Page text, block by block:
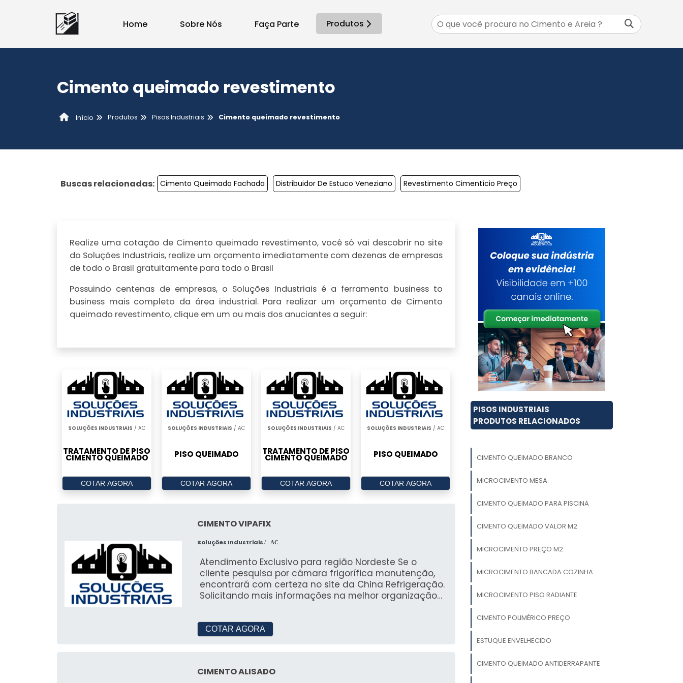
Home Sobre Nós Faça Parte Produtos
Cimento queimado revestimento
Início Produtos Pisos Industriais Cimento queimado revestimento
Buscas relacionadas: Cimento Queimado Fachada Distribuidor De Estuco Veneziano Revestimento Cimentício Preço
Realize uma cotação de Cimento queimado revestimento, você só vai descobrir no site
do Soluções Industriais, realize um orçamento imediatamente com dezenas de empresas
de todo o Brasil gratuitamente para todo o Brasil
Possuindo centenas de empresas, o Soluções Industriais é a ferramenta business to
business mais completo da área industrial. Para realizar um orçamento de Cimento
queimado revestimento, clique em um ou mais dos anuciantes a seguir:
SOLUÇÕES INDUSTRIAIS / AC
TRATAMENTO DE PISO
CIMENTO QUEIMADO
COTAR AGORA
SOLUÇÕES INDUSTRIAIS / AC
PISO QUEIMADO
COTAR AGORA
SOLUÇÕES INDUSTRIAIS / AC
TRATAMENTO DE PISO
CIMENTO QUEIMADO
COTAR AGORA
SOLUÇÕES INDUSTRIAIS / AC
PISO QUEIMADO
COTAR AGORA
CIMENTO VIPAFIX
Soluções Industriais/ - AC
Atendimento Exclusivo para região Nordeste Se o
cliente pesquisa por câmara frigorífica manutenção,
encontrará com certeza no site da China Refrigeração.
Solicitando mais informações na melhor organização
tema é câmara frigorífica manutenção, com a China
Refrigeração o cliente poderá contar com
CÂMARA FRIGORÍFICA MANUTENÇÃO A China
COTAR AGORA
CIMENTO ALISADO
PISOS INDUSTRIAIS
PRODUTOS RELACIONADOS
CIMENTO QUEIMADO BRANCO
MICROCIMENTO MESA
CIMENTO QUEIMADO PARA PISCINA
CIMENTO QUEIMADO VALOR M2
MICROCIMENTO PREÇO M2
MICROCIMENTO BANCADA COZINHA
MICROCIMENTO PISO RADIANTE
CIMENTO POLIMÉRICO PREÇO
ESTUQUE ENVELHECIDO
CIMENTO QUEIMADO ANTIDERRAPANTE